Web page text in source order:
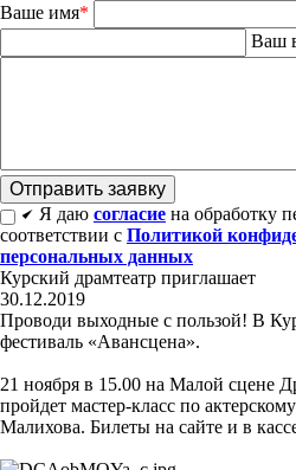
Ваше имя*
Ваш
Я даю согласие на обработку
соответствии с Политикой
персональных данных
Курский драмтеатр приглашает
30.12.2019
Проводи выходные с пользой! В
фестиваль «Авансцена».
21 ноября в 15.00 на Малой сцене
пройдет мастер-класс по
Малихова. Билеты на сайте и в